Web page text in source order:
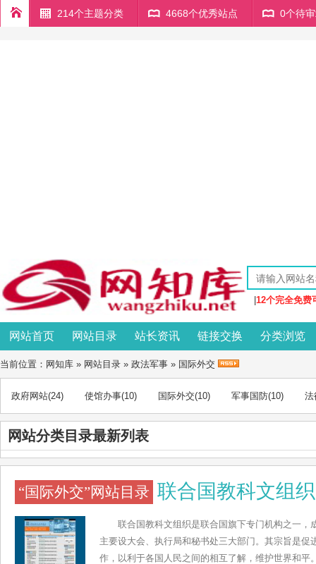
214个主题分类 4668个优秀站点 0个待
12个完全免费
网站首页 网站目录 站长资讯 链接交换 分类浏览
当前位置： 网知库 » 网站目录 » 政法军事 » 国际外交
政府网站(24) 使馆办事(10) 国际外交(10) 军事国防(10) 法
网站分类目录最新列表
“国际外交”网站目录 联合国教科文组织
联合国教科文组织是联合国旗下专门机构之一，
主要设大会、执行局和秘书处三大部门。其宗旨是促
作，以利于各国人民之间的相互了解，维护世界和平